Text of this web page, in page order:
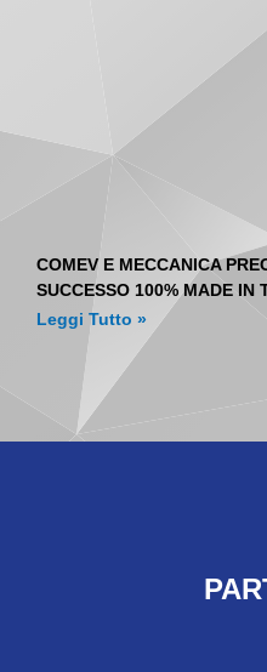
COMEV E MECCANICA
SUCCESSO 100% MADE IN
Leggi Tutto »